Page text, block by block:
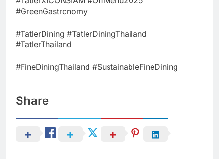
#GreenGastronomy
#TatlerDining #TatlerDiningThailand
#TatlerThailand
#FineDiningThailand #SustainableFineDining
Share